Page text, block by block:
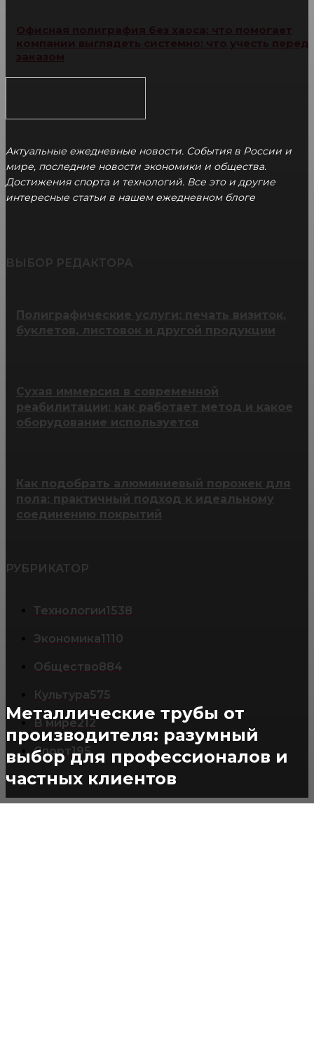
Металлические трубы от
производителя: разумный
выбор для профессионалов и
частных клиентов
Актуальные ежедневные новости. События в России и
мире, последние новости экономики и общества.
Достижения спорта и технологий. Все это и другие
интересные статьи в нашем ежедневном блоге
ВЫБОР РЕДАКТОРА
Полиграфические услуги: печать визиток,
буклетов, листовок и другой продукции
Сухая иммерсия в современной
реабилитации: как работает метод и какое
оборудование используется
Как подобрать алюминиевый порожек для
пола: практичный подход к идеальному
соединению покрытий
РУБРИКАТОР
Технологии1538
Экономика1110
Общество884
Культура575
В мире212
Спорт195